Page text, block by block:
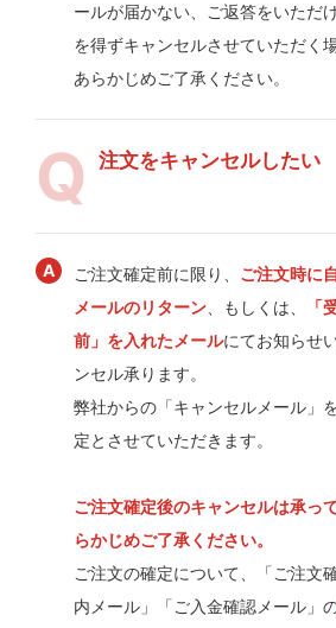
ールが届かない、ご返答をいただ
を得ずキャンセルさせていただく
あらかじめご了承ください。
注文をキャンセルしたい
ご注文確定前に限り、 ご注文時に
メールのリターン 、もしくは、
「
前」を入れたメールにてお知らせ
ンセル承ります。
弊社からの「キャンセルメール」
定とさせていただきます。
ご注文確定後のキャンセルは承っ
らかじめご了承ください。
ご注文の確定について、「ご注文
内メール」「ご入金確認メール」